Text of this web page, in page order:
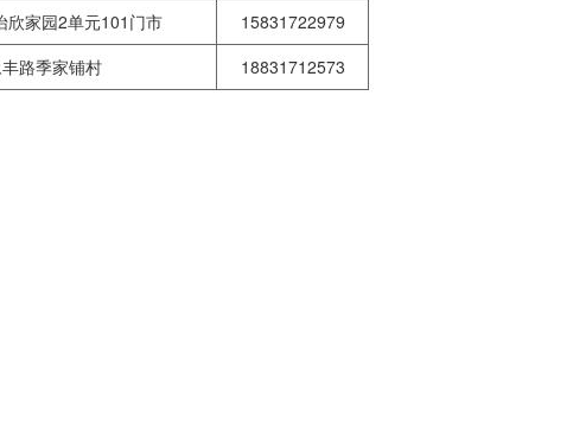
欣家园2单元101门市
15831722979
路季家铺村 18831712573